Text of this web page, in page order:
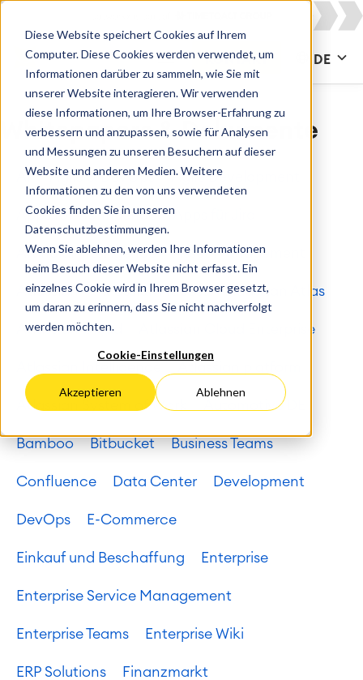
Diese Website speichert Cookies auf Ihrem
Computer. Diese Cookies werden verwendet, um
Informationen darüber zu sammeln, wie Sie mit
unserer Website interagieren. Wir verwenden
diese Informationen, um Ihre Browser-Erfahrung zu
verbessern und anzupassen, sowie für Analysen
und Messungen zu unseren Besuchern auf dieser
Website und anderen Medien. Weitere
Informationen zu den von uns verwendeten
Cookies finden Sie in unseren
Datenschutzbestimmungen.
Wenn Sie ablehnen, werden Ihre Informationen
beim Besuch dieser Website nicht erfasst. Ein
einzelnes Cookie wird in Ihrem Browser gesetzt,
um daran zu erinnern, dass Sie nicht nachverfolgt
werden möchten.
Cookie-Einstellungen
Akzeptieren Ablehnen
KONTAKT DE
Whitepapers & Dokumente
All Agile & DevOps Agile Development
Apps for Confluence Apps für Jira
Artificial Intelligence Asset Management
Atlassian Atlassian Access Atlassian Atlas
Atlassian Cloud Atlassian Cloud Enterprise
Atlassian System of Work Automotive DE
Bamboo Bitbucket Business Teams
Confluence Data Center Development
DevOps E-Commerce
Einkauf und Beschaffung Enterprise
Enterprise Service Management
Enterprise Teams Enterprise Wiki
ERP Solutions Finanzmarkt